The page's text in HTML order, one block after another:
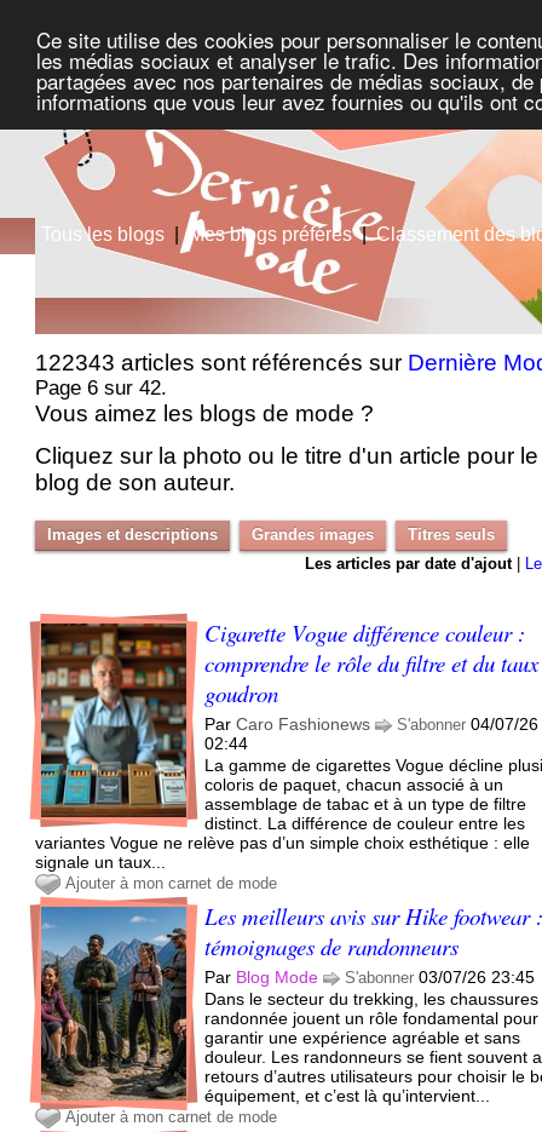
Ce site utilise des cookies pour personnaliser le
les médias sociaux et analyser le trafic. Des
partagées avec nos partenaires de médias sociaux,
informations que vous leur avez fournies ou qu'ils ont
Tous les blogs | Mes blogs préférés|Classement des
122343 articles sont référencés sur Dernière
Page 6 sur 42.
Vous aimez les blogs de mode ?
Cliquez sur la photo ou le titre d'un article pour
blog de son auteur.
Images et descriptions Grandes images
Titres seuls
Les articles par date d'ajout|
Cigarette Vogue différence couleur :
comprendre le rôle du filtre et du
goudron
ParCaro Fashionews S'abonner 04/07/26
02:44
La gamme de cigarettes Vogue décline
coloris de paquet, chacun associé à un
assemblage de tabac et à un type de filtre
distinct. La différence de couleur entre les
variantes Vogue ne relève pas d’un simple choix esthétique : elle
signale un taux...
Ajouter à mon carnet de mode
Les meilleurs avis sur Hike footwear
témoignages de randonneurs
Par Blog Mode S'abonner 03/07/26 23:45
Dans le secteur du trekking, les
randonnée jouent un rôle fondamental pour
garantir une expérience agréable et sans
douleur. Les randonneurs se fient souvent
retours d’autres utilisateurs pour choisir le
équipement, et c’est là qu’intervient...
Ajouter à mon carnet de mode